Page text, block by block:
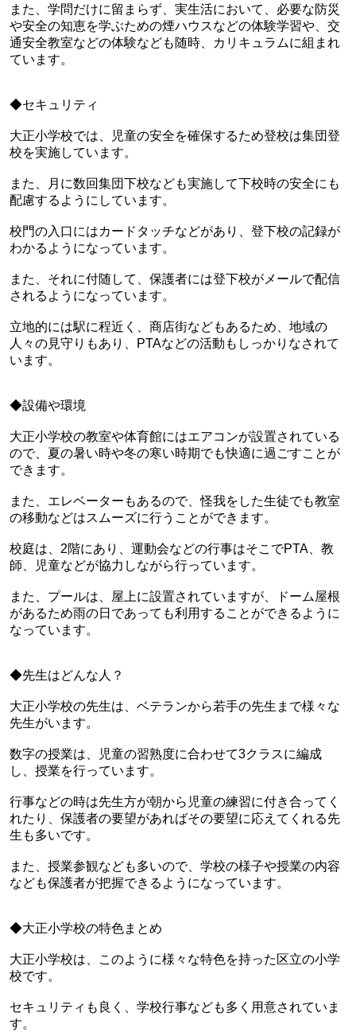
また、学問だけに留まらず、実生活において、必要な防災
や安全の知恵を学ぶための煙ハウスなどの体験学習や、交
通安全教室などの体験なども随時、カリキュラムに組まれ
ています。
◆セキュリティ
大正小学校では、児童の安全を確保するため登校は集団登
校を実施しています。
また、月に数回集団下校なども実施して下校時の安全にも
配慮するようにしています。
校門の入口にはカードタッチなどがあり、登下校の記録が
わかるようになっています。
また、それに付随して、保護者には登下校がメールで配信
されるようになっています。
立地的には駅に程近く、商店街などもあるため、地域の
人々の見守りもあり、PTAなどの活動もしっかりなされて
います。
◆設備や環境
大正小学校の教室や体育館にはエアコンが設置されている
ので、夏の暑い時や冬の寒い時期でも快適に過ごすことが
できます。
また、エレベーターもあるので、怪我をした生徒でも教室
の移動などはスムーズに行うことができます。
校庭は、2階にあり、運動会などの行事はそこでPTA、教
師、児童などが協力しながら行っています。
また、プールは、屋上に設置されていますが、ドーム屋根
があるため雨の日であっても利用することができるように
なっています。
◆先生はどんな人？
大正小学校の先生は、ベテランから若手の先生まで様々な
先生がいます。
数字の授業は、児童の習熟度に合わせて3クラスに編成
し、授業を行っています。
行事などの時は先生方が朝から児童の練習に付き合ってく
れたり、保護者の要望があればその要望に応えてくれる先
生も多いです。
また、授業参観なども多いので、学校の様子や授業の内容
なども保護者が把握できるようになっています。
◆大正小学校の特色まとめ
大正小学校は、このように様々な特色を持った区立の小学
校です。
セキュリティも良く、学校行事なども多く用意されていま
す。